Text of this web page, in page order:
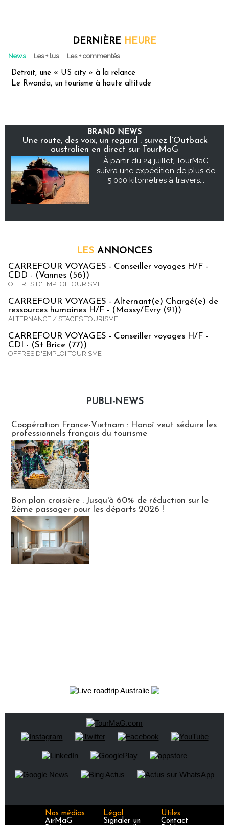
DERNIÈRE HEURE
News Les + lus Les + commentés
Detroit, une « US city » à la relance
Le Rwanda, un tourisme à haute altitude
BRAND NEWS
Une route, des voix, un regard : suivez l’Outback
australien en direct sur TourMaG
À partir du 24 juillet, TourMaG
suivra une expédition de plus de
5 000 kilomètres à travers...
LES ANNONCES
CARREFOUR VOYAGES - Conseiller voyages H/F -
CDD - (Vannes (56))
OFFRES D'EMPLOI TOURISME
CARREFOUR VOYAGES - Alternant(e) Chargé(e) de
ressources humaines H/F - (Massy/Evry (91))
ALTERNANCE / STAGES TOURISME
CARREFOUR VOYAGES - Conseiller voyages H/F -
CDI - (St Brice (77))
OFFRES D'EMPLOI TOURISME
PUBLI-NEWS
Coopération France-Vietnam : Hanoï veut séduire les
professionnels français du tourisme
Bon plan croisière : Jusqu'à 60% de réduction sur le
2ème passager pour les départs 2026 !
Nos médias
AirMaG
Légal
Signaler un
Utiles
Contact